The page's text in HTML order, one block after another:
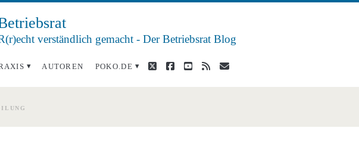
verständlich gemacht - Der Betriebsrat Blog
AUTOREN POKO.DE twitterfacebook
youtube
rss E-